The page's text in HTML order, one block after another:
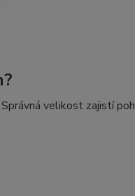
Správná velikost zajistí